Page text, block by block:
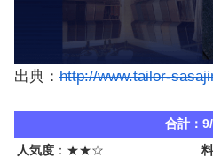
出典： http://www.tailor-
合計：
人気度 ：★★☆